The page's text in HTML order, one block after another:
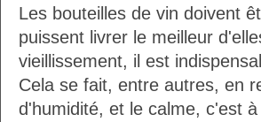
Les bouteilles de vin doivent
puissent livrer le meilleur
vieillissement, il est
Cela se fait, entre autres, en
d'humidité, et le calme, c'est